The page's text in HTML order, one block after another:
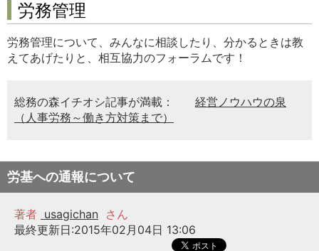
労務管理
労務管理について、みんなに相談したり、分かるときは教
えてあげたりと、相互協力のフォーラムです！
総務の森イチオシ記事が満載：
経営ノウハウの泉
（人事労務～働き方対策まで）
労基への通報について
著者 usagichan
さん
最終更新日:2015年02月04日 13:06